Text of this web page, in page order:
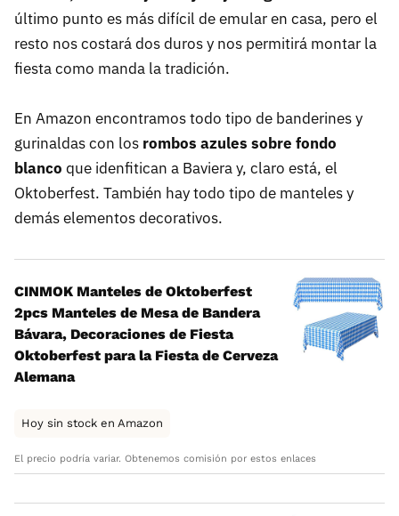
último punto es más difícil de emular en casa, pero el
resto nos costará dos duros y nos permitirá montar la
fiesta como manda la tradición.
En Amazon encontramos todo tipo de banderines y
gurinaldas con los rombos azules sobre fondo
blanco que idenfitican a Baviera y, claro está, el
Oktoberfest. También hay todo tipo de manteles y
demás elementos decorativos.
CINMOK Manteles de Oktoberfest
2pcs Manteles de Mesa de Bandera
Bávara, Decoraciones de Fiesta
Oktoberfest para la Fiesta de Cerveza
Alemana
Hoy sin stock en Amazon
El precio podría variar. Obtenemos comisión por estos enlaces